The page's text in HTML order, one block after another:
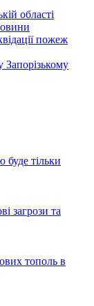
області
пожеж
Запорізькому
буде тільки
загрози та
тополь в